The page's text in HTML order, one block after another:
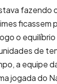
fazendo
ficassem
o
de
a equipe
jogada do